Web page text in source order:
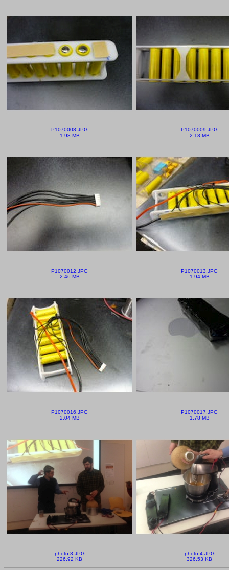
P1070008.JPG
1.98 MB
P1070009.JPG
2.13 MB
P1070012.JPG
2.46 MB
P1070013.JPG
1.94 MB
P1070016.JPG
2.04 MB
P1070017.JPG
1.78 MB
photo 3.JPG
226.92 KB
photo 4.JPG
326.53 KB